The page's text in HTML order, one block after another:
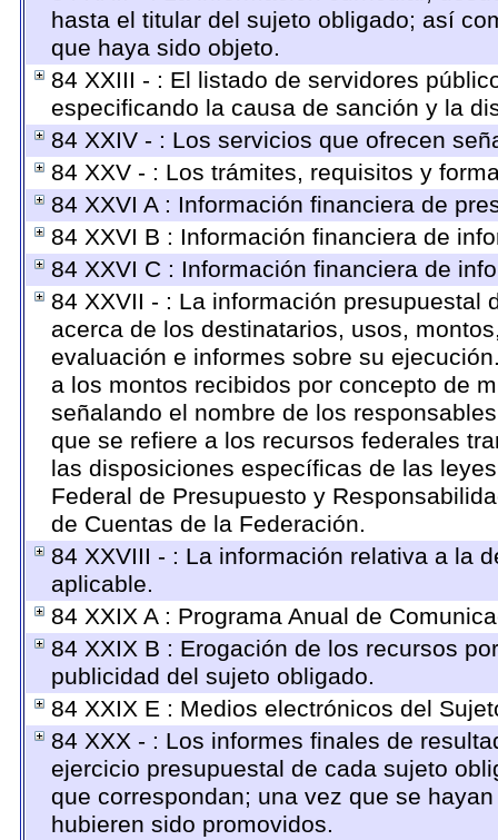
hasta el titular del sujeto obligado; así
que haya sido objeto.
84 XXIII - : El listado de servidores
especificando la causa de sanción y la
84 XXIV - : Los servicios que ofrecen
84 XXV - : Los trámites, requisitos y
84 XXVI A : Información financiera de
84 XXVI B : Información financiera de
84 XXVI C : Información financiera de
84 XXVII - : La información presupuestal
acerca de los destinatarios, usos,
evaluación e informes sobre su
a los montos recibidos por concepto de
señalando el nombre de los
que se refiere a los recursos federales
las disposiciones específicas de las
Federal de Presupuesto y
de Cuentas de la Federación.
84 XXVIII - : La información relativa a la
aplicable.
84 XXIX A : Programa Anual de
84 XXIX B : Erogación de los recursos
publicidad del sujeto obligado.
84 XXIX E : Medios electrónicos del
84 XXX - : Los informes finales de
ejercicio presupuestal de cada sujeto
que correspondan; una vez que se
hubieren sido promovidos.